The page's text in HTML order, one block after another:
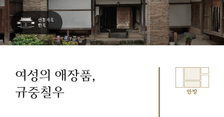
여성의 애장품,
규중칠우
안방